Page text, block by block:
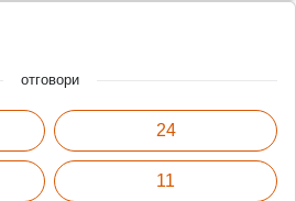
отговори
24
11